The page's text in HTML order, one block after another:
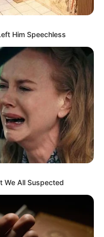
Him Speechless
We All Suspected